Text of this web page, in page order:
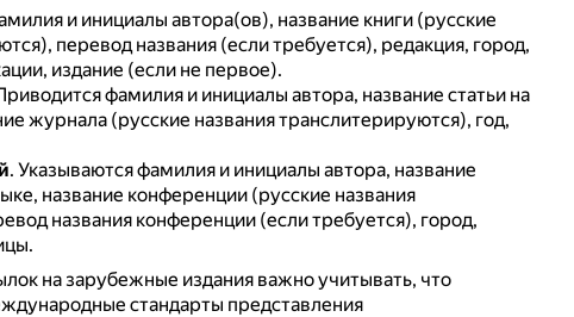
и инициалы автора(ов), название книги (русские
перевод названия (если требуется), редакция, город,
издание (если не первое).
фамилия и инициалы автора, название статьи на
журнала (русские названия транслитерируются), год,
. Указываются фамилия и инициалы автора, название
название конференции (русские названия
названия конференции (если требуется), город,
на зарубежные издания важно учитывать, что
стандарты представления